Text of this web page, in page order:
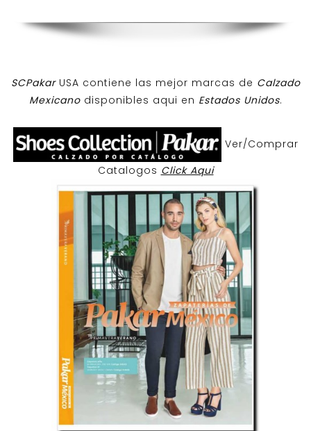
SCPakar USA contiene las mejor marcas de Calzado
Mexicanodisponibles aqui en Estados Unidos.
Ver/Comprar
Catalogos Click Aqui